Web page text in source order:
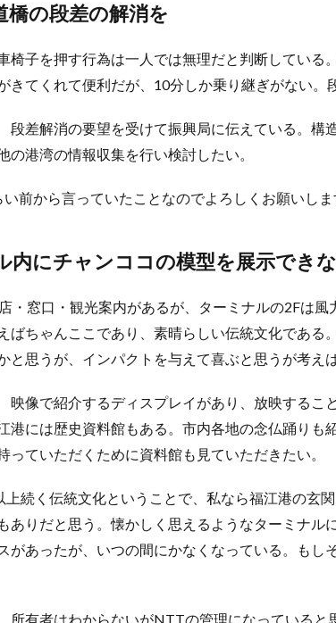
橋の段差の解消を
子を押す行為は一人では無理だと判断している
きてくれて便利だが、10分しか乗り継ぎがない。
差解消の要望を受けて振興局に伝えている。構
の港湾の情報収集を行い検討したい。
前から言っていたことなのでよろしくお願いしま
内にチャンココの模型を展示でき
窓口・観光案内があるが、ターミナルの2Fは風
ばちゃんここであり、素晴らしい伝統文化である
と思うが、インパクトを与えて喜ぶと思うが考えは
像で紹介するディスプレイがあり、放映するこ
港には歴史資料館もある。市内各地の念仏踊りも
っていただくために資料館も見ていただきたい。
続く伝統文化ということで、私なら福江港の玄
ありだと思う。懐かしく思えるようなターミナル
があったが、いつの間にかなくなっている。もし
有者はわからないがNTTの管理になっていると